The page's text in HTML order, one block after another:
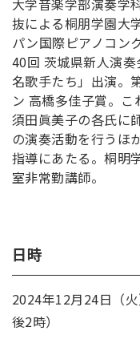
大学音楽学部演奏学
抜による桐朋学園大
パン国際ピアノコン
40回 茨城県新人演
名歌手たち」出演。
ン 高橋多佳子賞。こ
須田眞美子の各氏に
の演奏活動を行うほ
指導にあたる。桐明
室非常勤講師。
日時
2024年12月24日（
後2時）